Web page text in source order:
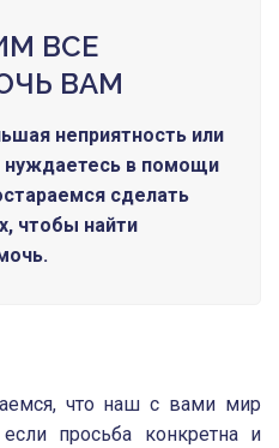
ВСЕ
ВАМ
неприятность или
в помощи
сделать
чтобы найти
что наш с вами мир
просьба конкретна и